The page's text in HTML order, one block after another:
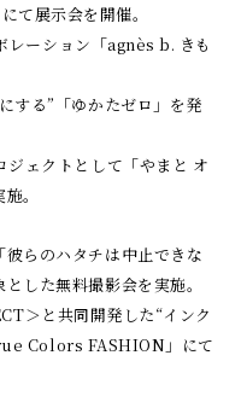
展示会を開催。
ーション「agnès b. きも
する”「ゆかたゼロ」を発
ジェクトとして「やまと オ
。
らのハタチは中止できな
した無料撮影会を実施。
＞と共同開発した“インク
Colors FASHION」にて